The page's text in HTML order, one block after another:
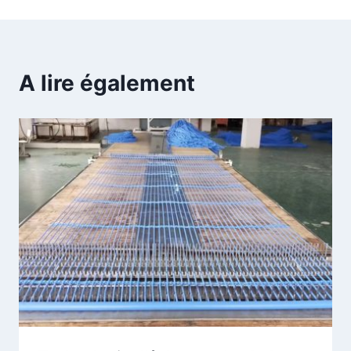
A lire également